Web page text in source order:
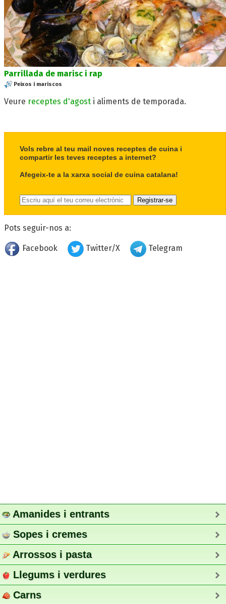
Parrillada de marisc i rap
Peixos i mariscos
Veure receptes d'agost i aliments de temporada.
Vols rebre al teu mail noves receptes de cuina i
compartir les teves receptes a internet?
Afegeix-te a la xarxa social de cuina catalana!
Pots seguir-nos a:
Facebook Twitter/X Telegram
Amanides i entrants
Sopes i cremes
Arrossos i pasta
Llegums i verdures
Carns